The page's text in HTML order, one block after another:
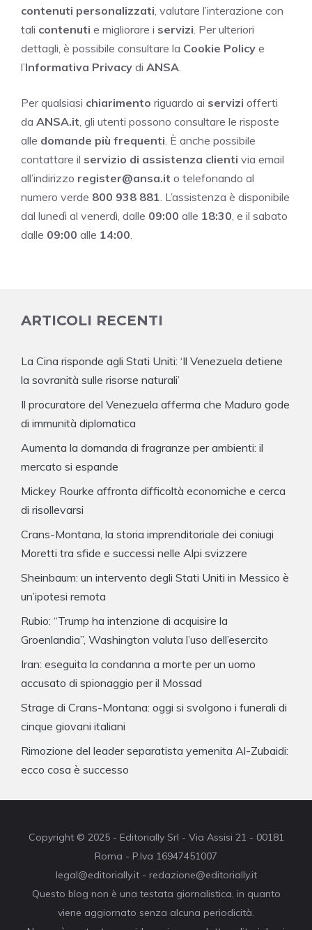
contenuti personalizzati, valutare l’interazione con
tali contenuti e migliorare i servizi. Per ulteriori
dettagli, è possibile consultare la Cookie Policy e
l’Informativa Privacy di ANSA.
Per qualsiasi chiarimento riguardo ai servizi offerti
da ANSA.it, gli utenti possono consultare le risposte
alle domande più frequenti. È anche possibile
contattare il servizio di assistenza clienti via email
all’indirizzo register@ansa.it o telefonando al
numero verde 800 938 881. L’assistenza è disponibile
dal lunedì al venerdì, dalle 09:00 alle 18:30, e il sabato
dalle 09:00 alle 14:00.
ARTICOLI RECENTI
La Cina risponde agli Stati Uniti: ‘Il Venezuela detiene
la sovranità sulle risorse naturali’
Il procuratore del Venezuela afferma che Maduro gode
di immunità diplomatica
Aumenta la domanda di fragranze per ambienti: il
mercato si espande
Mickey Rourke affronta difficoltà economiche e cerca
di risollevarsi
Crans-Montana, la storia imprenditoriale dei coniugi
Moretti tra sfide e successi nelle Alpi svizzere
Sheinbaum: un intervento degli Stati Uniti in Messico è
un’ipotesi remota
Rubio: “Trump ha intenzione di acquisire la
Groenlandia”, Washington valuta l’uso dell’esercito
Iran: eseguita la condanna a morte per un uomo
accusato di spionaggio per il Mossad
Strage di Crans-Montana: oggi si svolgono i funerali di
cinque giovani italiani
Rimozione del leader separatista yemenita Al-Zubaidi:
ecco cosa è successo
Copyright © 2025 - Editorially Srl - Via Assisi 21 - 00181
Roma - P.Iva 16947451007
legal@editorially.it - redazione@editorially.it
Questo blog non è una testata giornalistica, in quanto
viene aggiornato senza alcuna periodicità.